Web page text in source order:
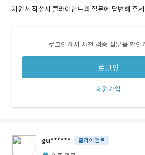
지원서 작성시 클라이언트의 질문에 답변해 주
로그인해서 사전 검증 질문을 확인
로그인
회원가입
gu****** 클라이언트